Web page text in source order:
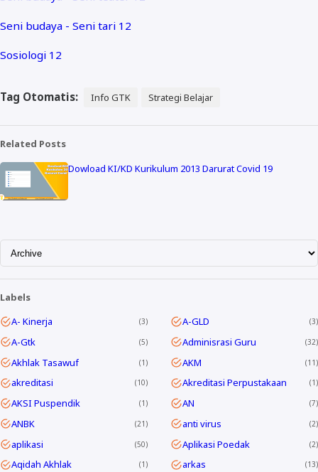
Seni budaya - Seni tari 12
Sosiologi 12
Tag Otomatis: Info GTK Strategi Belajar
Related Posts
Dowload KI/KD Kurikulum 2013 Darurat Covid 19
Labels
A- Kinerja
3 A-GLD 3
A-Gtk 5 Adminisrasi Guru 32
Akhlak Tasawuf 1 AKM 11
akreditasi 10 Akreditasi Perpustakaan 1
AKSI Puspendik 1 AN 7
ANBK 21 anti virus 2
aplikasi 50 Aplikasi Poedak 2
Aqidah Akhlak 1 arkas 13